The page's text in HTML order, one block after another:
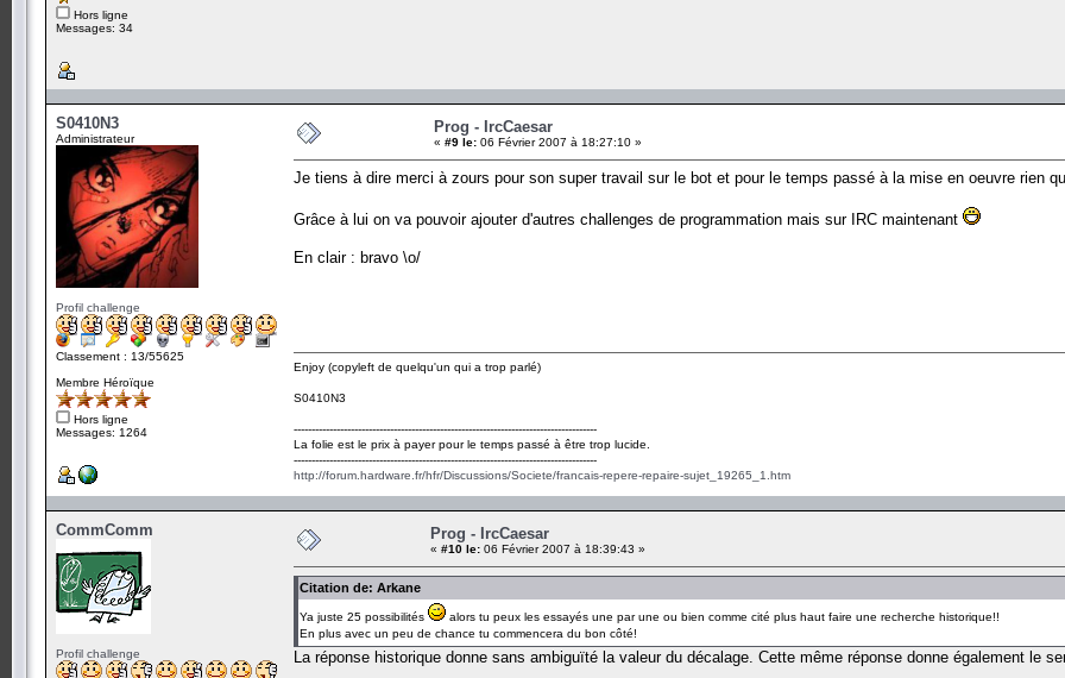
Hors ligne
Messages: 34
S0410N3
Administrateur
Profil challenge
Classement : 13/55625
Membre Héroïque
Hors ligne
Messages: 1264
Prog - IrcCaesar
« #9 le: 06 Février 2007 à 18:27:10 »
Je tiens à dire merci à zours pour son super travail sur le bot et pour le temps passé à la mise en oeuvre rien
Grâce à lui on va pouvoir ajouter d'autres challenges de programmation mais sur IRC maintenant
En clair : bravo \o/
Enjoy (copyleft de quelqu'un qui a trop parlé)
S0410N3
-------------------------------------------------------------------------------------
La folie est le prix à payer pour le temps passé à être trop lucide.
-------------------------------------------------------------------------------------
http://forum.hardware.fr/hfr/Discussions/Societe/francais-repere-repaire-sujet_19265_1.htm
CommComm
Profil challenge
Prog - IrcCaesar
« #10 le: 06 Février 2007 à 18:39:43 »
Citation de: Arkane
Ya juste 25 possibilités
alors tu peux les essayés une par une ou bien comme cité plus haut faire une recherche historique!!
En plus avec un peu de chance tu commencera du bon côté!
La réponse historique donne sans ambiguïté la valeur du décalage. Cette même réponse donne également le